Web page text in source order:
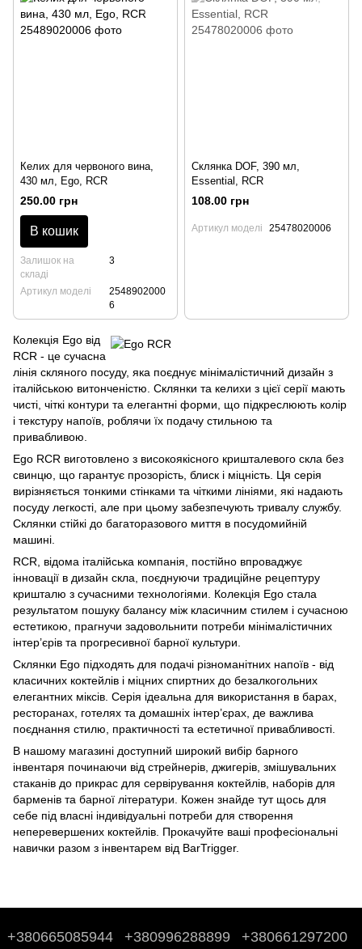
Келих для червоного вина,
430 мл, Ego, RCR
250.00 грн
В кошик
Залишок на
складі
3
Артикул моделі
2548902000
6
Склянка DOF, 390 мл,
Essential, RCR
108.00 грн
Артикул моделі 25478020006
Колекція Ego від
RCR - це сучасна
лінія скляного посуду, яка поєднує мінімалістичний дизайн з
італійською витонченістю. Склянки та келихи з цієї серії мають
чисті, чіткі контури та елегантні форми, що підкреслюють колір
і текстуру напоїв, роблячи їх подачу стильною та
привабливою.
Ego RCR виготовлено з високоякісного кришталевого скла без
свинцю, що гарантує прозорість, блиск і міцність. Ця серія
вирізняється тонкими стінками та чіткими лініями, які надають
посуду легкості, але при цьому забезпечують тривалу службу.
Склянки стійкі до багаторазового миття в посудомийній
машині.
RCR, відома італійська компанія, постійно впроваджує
інновації в дизайн скла, поєднуючи традиційне рецептуру
кришталю з сучасними технологіями. Колекція Ego стала
результатом пошуку балансу між класичним стилем і сучасною
естетикою, прагнучи задовольнити потреби мінімалістичних
інтер’єрів та прогресивної барної культури.
Склянки Ego підходять для подачі різноманітних напоїв - від
класичних коктейлів і міцних спиртних до безалкогольних
елегантних міксів. Серія ідеальна для використання в барах,
ресторанах, готелях та домашніх інтер’єрах, де важлива
поєднання стилю, практичності та естетичної привабливості.
В нашому магазині доступний широкий вибір барного
інвентаря починаючи від стрейнерів, джигерів, змішувальних
стаканів до прикрас для сервірування коктейлів, наборів для
барменів та барної літератури. Кожен знайде тут щось для
себе під власні індивідуальні потреби для створення
неперевершених коктейлів. Прокачуйте ваші професіональні
навички разом з інвентарем від BarTrigger.
+380665085944 +380996288899 +380661297200